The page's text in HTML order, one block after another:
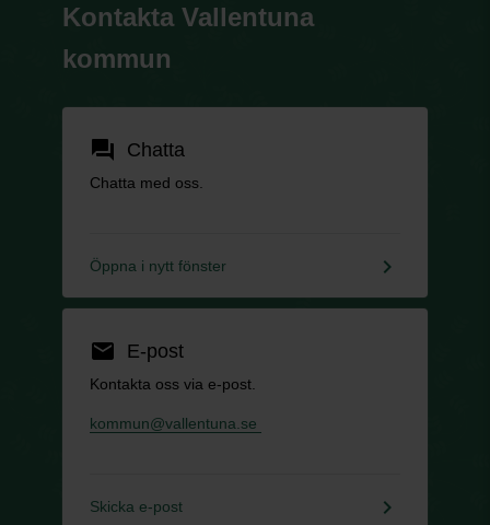
Kontakta Vallentuna
kommun
forum Chatta
Chatta med oss.
Öppna i nytt fönster keyboard_arrow_right
email E-post
Kontakta oss via e-post.
kommun@vallentuna.se
Skicka e-post keyboard_arrow_right